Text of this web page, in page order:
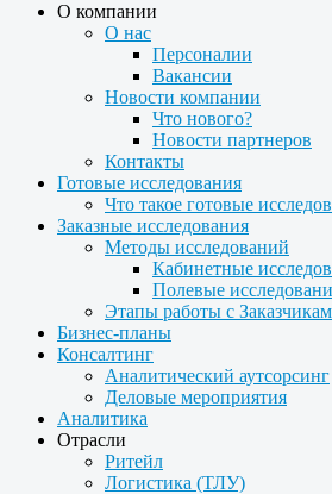
О компании
О нас
Персоналии
Вакансии
Новости компании
Что нового?
Новости партнеров
Контакты
Готовые исследования
Что такое готовые
Заказные исследования
Методы исследований
Кабинетные
Полевые
Этапы работы с
Бизнес-планы
Консалтинг
Аналитический аутсорсинг
Деловые мероприятия
Аналитика
Отрасли
Ритейл
Логистика (ТЛУ)